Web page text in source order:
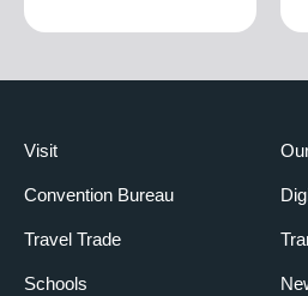
Visit
Convention Bureau
Travel Trade
Schools